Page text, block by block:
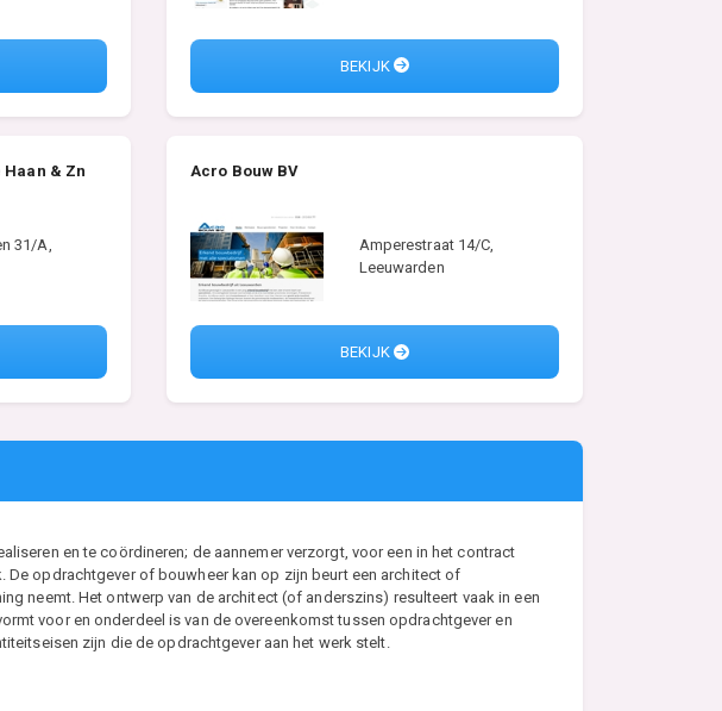
BEKIJK
& Zn
31/A,
Acro Bouw BV
Amperestraat 14/C,
Leeuwarden
BEKIJK
en te coördineren; de aannemer verzorgt, voor een in het contract
opdrachtgever of bouwheer kan op zijn beurt een architect of
neemt. Het ontwerp van de architect (of anderszins) resulteert vaak in een
voor en onderdeel is van de overeenkomst tussen opdrachtgever en
zijn die de opdrachtgever aan het werk stelt.